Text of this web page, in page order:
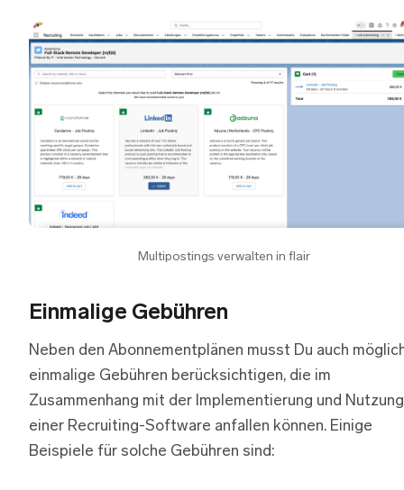
Multipostings verwalten in flair
Einmalige Gebühren
Neben den Abonnementplänen musst Du auch
einmalige Gebühren berücksichtigen, die im
Zusammenhang mit der Implementierung und Nutzung
einer Recruiting-Software anfallen können. Einige
Beispiele für solche Gebühren sind: